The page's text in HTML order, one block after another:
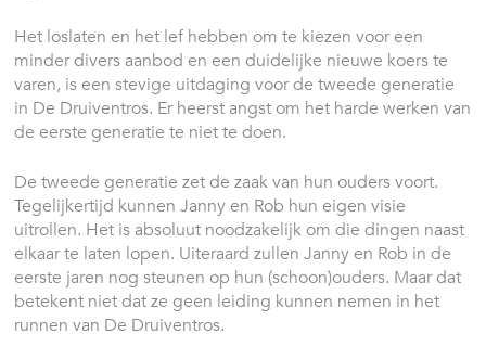
Het loslaten en het lef hebben om te kiezen voor een
minder divers aanbod en een duidelijke nieuwe koers te
varen, is een stevige uitdaging voor de tweede generatie
in De Druiventros. Er heerst angst om het harde werken van
de eerste generatie te niet te doen.
De tweede generatie zet de zaak van hun ouders voort.
Tegelijkertijd kunnen Janny en Rob hun eigen visie
uitrollen. Het is absoluut noodzakelijk om die dingen naast
elkaar te laten lopen. Uiteraard zullen Janny en Rob in de
eerste jaren nog steunen op hun (schoon)ouders. Maar dat
betekent niet dat ze geen leiding kunnen nemen in het
runnen van De Druiventros.